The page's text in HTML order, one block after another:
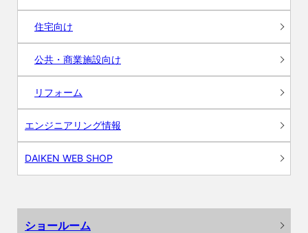
住宅向け
公共・商業施設向け
リフォーム
エンジニアリング情報
DAIKEN WEB SHOP
ショールーム